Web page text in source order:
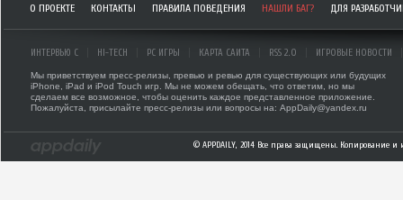
О ПРОЕКТЕ КОНТАКТЫ ПРАВИЛА ПОВЕДЕНИЯ НАШЛИ БАГ? ДЛЯ
ИНТЕРВЬЮ С HI-TECH PC ИГРЫ КАРТА САЙТА RSS 2.0 ИГРОВЫЕ НОВОСТИ
Мы приветствуем пресс-релизы, превью и ревью для существующих или будущих
iPhone, iPad и iPod Touch игр. Мы не можем обещать, что ответим, но мы
сделаем все возможное, чтобы оценить каждое представленное приложение.
Пожалуйста, присылайте пресс-релизы или вопросы на: AppDaily@yandex.ru
© APPDAILY, 2014 Все права защищены. Копирование и